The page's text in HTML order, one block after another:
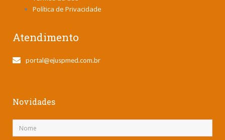
Política de Privacidade
Atendimento
portal@ejuspmed.com.br
Novidades